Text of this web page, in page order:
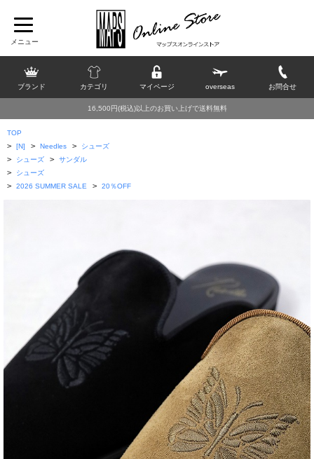
ブランド カテゴリ マイページ overseas お問合せ
16,500円(税込)以上のお買い上げで送料無料
TOP
> [N] > Needles > シューズ
> シューズ > サンダル
> シューズ
> 2026 SUMMER SALE > 20％OFF